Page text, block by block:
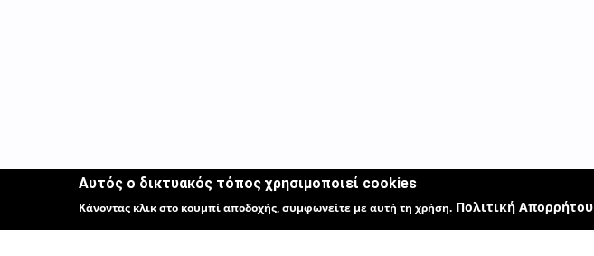
Αυτός ο δικτυακός τόπος χρησιμοποιεί cookies
Κάνοντας κλικ στο κουμπί αποδοχής, συμφωνείτε με αυτή τη χρήση. Πολιτική Απορρήτου